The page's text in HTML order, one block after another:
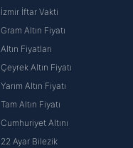
İzmir İftar Vakti
Gram Altın Fiyatı
Altın Fiyatları
Çeyrek Altın Fiyatı
Yarım Altın Fiyatı
Tam Altın Fiyatı
Cumhuriyet Altını
22 Ayar Bilezik